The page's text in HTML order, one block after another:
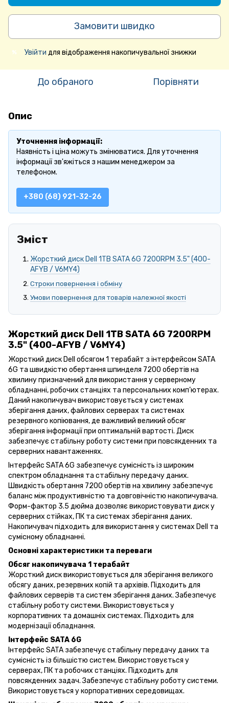
Замовити швидко
% Увійти для відображення накопичувальної знижки
До обраного Порівняти
Опис
Уточнення інформації:
Наявність і ціна можуть змінюватися. Для уточнення
інформації зв'яжіться з нашим менеджером за
телефоном.
+380 (68) 921-32-26
Зміст
Жорсткий диск Dell 1TB SATA 6G 7200RPM 3.5" (400-
AFYB / V6MY4)
Строки повернення і обміну
Умови повернення для товарів належної якості
Жорсткий диск Dell 1TB SATA 6G 7200RPM
3.5" (400-AFYB / V6MY4)
Жорсткий диск Dell обсягом 1 терабайт з інтерфейсом SATA
6G та швидкістю обертання шпинделя 7200 обертів на
хвилину призначений для використання у серверному
обладнанні, робочих станціях та персональних комп’ютерах.
Даний накопичувач використовується у системах
зберігання даних, файлових серверах та системах
резервного копіювання, де важливий великий обсяг
зберігання інформації при оптимальній вартості. Диск
забезпечує стабільну роботу системи при повсякденних та
серверних навантаженнях.
Інтерфейс SATA 6G забезпечує сумісність із широким
спектром обладнання та стабільну передачу даних.
Швидкість обертання 7200 обертів на хвилину забезпечує
баланс між продуктивністю та довговічністю накопичувача.
Форм-фактор 3.5 дюйма дозволяє використовувати диск у
серверних стійках, ПК та системах зберігання даних.
Накопичувач підходить для використання у системах Dell та
сумісному обладнанні.
Основні характеристики та переваги
Обсяг накопичувача 1 терабайт
Жорсткий диск використовується для зберігання великого
обсягу даних, резервних копій та архівів. Підходить для
файлових серверів та систем зберігання даних. Забезпечує
стабільну роботу системи. Використовується у
корпоративних та домашніх системах. Підходить для
модернізації обладнання.
Інтерфейс SATA 6G
Інтерфейс SATA забезпечує стабільну передачу даних та
сумісність із більшістю систем. Використовується у
серверах, ПК та робочих станціях. Підходить для
повсякденних задач. Забезпечує стабільну роботу системи.
Використовується у корпоративних середовищах.